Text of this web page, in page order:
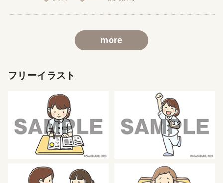
more
フリーイラスト